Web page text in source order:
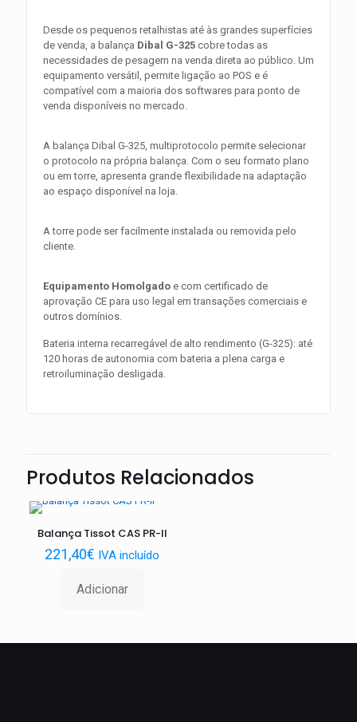
Desde os pequenos retalhistas até às grandes superfícies
de venda, a balança Dibal G-325 cobre todas as
necessidades de pesagem na venda direta ao público. Um
equipamento versátil, permite ligação ao POS e é
compatível com a maioria dos softwares para ponto de
venda disponíveis no mercado.
A balança Dibal G-325, multiprotocolo permite selecionar
o protocolo na própria balança. Com o seu formato plano
ou em torre, apresenta grande flexibilidade na adaptação
ao espaço disponível na loja.
A torre pode ser facilmente instalada ou removida pelo
cliente.
Equipamento Homolgado e com certificado de
aprovação CE para uso legal em transações comerciais e
outros domínios.
Bateria interna recarregável de alto rendimento (G-325): até
120 horas de autonomia com bateria a plena carga e
retroiluminação desligada.
Produtos Relacionados
Balança Tissot CAS PR-II
221,40€ IVA incluído
Adicionar